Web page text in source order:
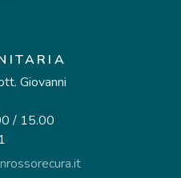
Giovanni
/ 15.00